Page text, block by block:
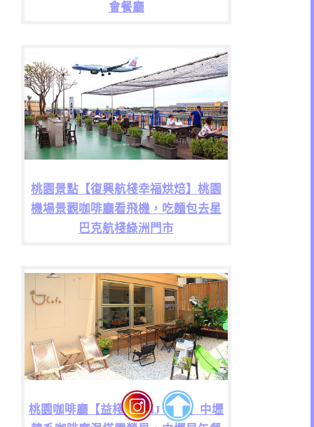
會餐廳
桃園景點【復興航棧幸福烘焙】桃園
機場景觀咖啡廳看飛機，吃麵包去星
巴克航棧綠洲門市
桃園咖啡廳【益棧咖啡 iJ Cafe】中壢